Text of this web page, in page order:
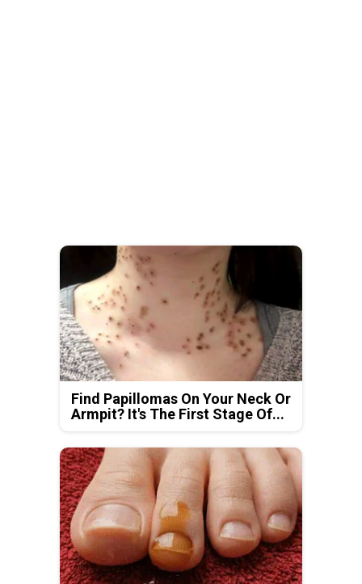
Find Papillomas On Your Neck Or
Armpit? It's The First Stage Of...